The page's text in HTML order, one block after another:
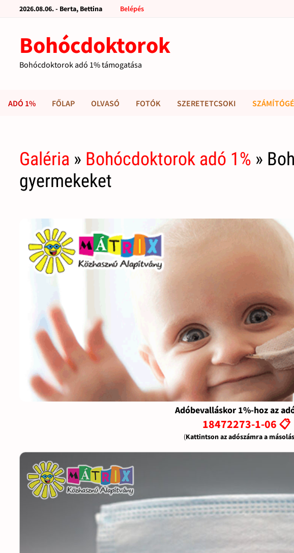
2026.08.06. - Berta, Bettina Belépés
Bohócdoktorok
Bohócdoktorok adó 1% támogatása
ADÓ 1% FŐLAP OLVASÓ FOTÓK SZERETETCSOKI
Galéria » Bohócdoktorok adó 1% »
gyermekeket
Adóbevalláskor 1%-hoz az
18472273-1-06 📋
(Kattintson az adószámra a